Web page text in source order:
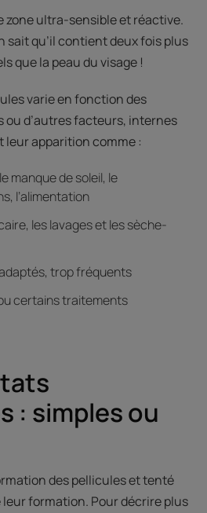
zone ultra-sensible et réactive.
sait qu’il contient deux fois plus
que la peau du visage !
varie en fonction des
d’autres facteurs, internes
apparition comme :
manque de soleil, le
l’alimentation
les lavages et les sèche-
trop fréquents
certains traitements
: simples ou
des pellicules et tenté
leur formation. Pour décrire plus